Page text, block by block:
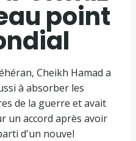
point
Cheikh Hamad a
à absorber les
de la guerre et avait
un accord après avoir
d'un nouvel